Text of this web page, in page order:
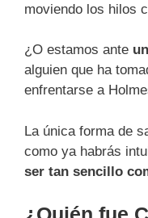
moviendo los hilos
¿O estamos ante
alguien que ha
enfrentarse a
La única forma de
como ya habrás
ser tan sencillo